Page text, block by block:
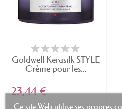
Goldwell Kerasilk STYLE
Crème pour les...
23,44 €
Ce site Web utilise ses propres